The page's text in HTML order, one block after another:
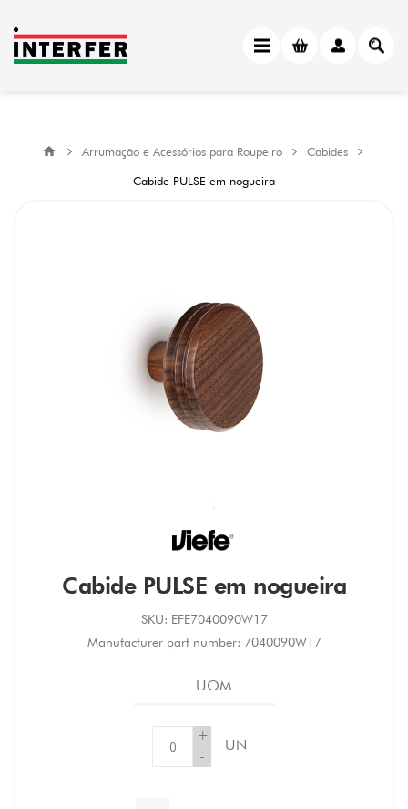
Arrumação e Acessórios para Roupeiro
Cabides
Cabide PULSE em nogueira
Cabide PULSE em nogueira
SKU: EFE7040090W17
Manufacturer part number: 7040090W17
UOM
+
-
UN